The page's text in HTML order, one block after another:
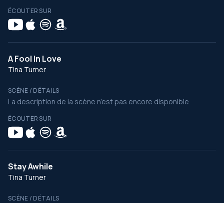
ÉCOUTER SUR
A Fool In Love
Tina Turner
SCÈNE / DÉTAILS
La description de la scène n’est pas encore disponible.
ÉCOUTER SUR
Stay Awhile
Tina Turner
SCÈNE / DÉTAILS